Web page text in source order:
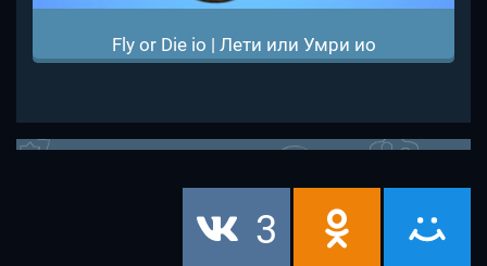
Fly or Die io | Лети или Умри ио
3